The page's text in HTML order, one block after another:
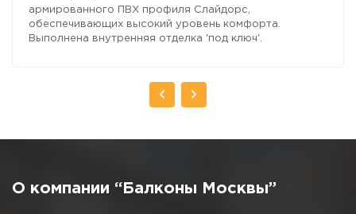
армированного ПВХ профиля Слайдорс,
обеспечивающих высокий уровень комфорта.
Выполнена внутренняя отделка 'под ключ'.
О компании “Балконы Москвы”